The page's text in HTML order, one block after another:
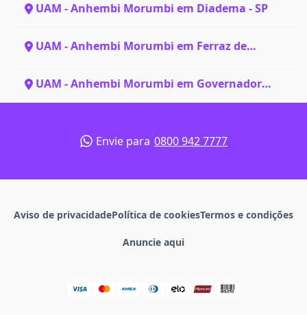
UAM - Anhembi Morumbi em Diadema - SP
UAM - Anhembi Morumbi em Ferraz de
UAM - Anhembi Morumbi em Governador
Valadares - MG
Envie para 0800 942 7777
Aviso de privacidadePolítica de cookiesTermos e condições
Anuncie aqui